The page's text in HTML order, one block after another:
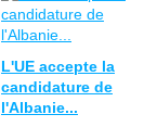
L'UE accepte la
candidature de
l'Albanie...